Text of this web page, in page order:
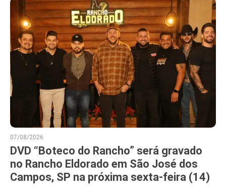
07/08/2026
DVD “Boteco do Rancho” será gravado
no Rancho Eldorado em São José dos
Campos, SP na próxima sexta-feira (14)